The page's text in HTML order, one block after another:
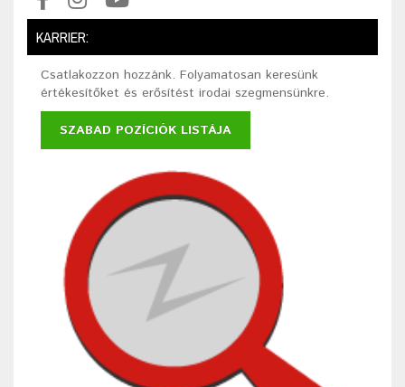
KARRIER:
Csatlakozzon hozzánk. Folyamatosan keresünk
értékesítőket és erősítést irodai szegmensünkre.
SZABAD POZÍCIÓK LISTÁJA